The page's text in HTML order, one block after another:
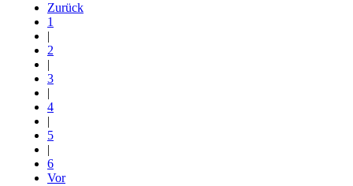
Zurück
1
|
2
|
3
|
4
|
5
|
6
Vor